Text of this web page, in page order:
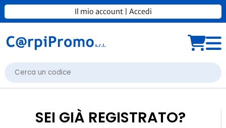
Il mio account| Accedi
SEI GIÀ REGISTRATO?